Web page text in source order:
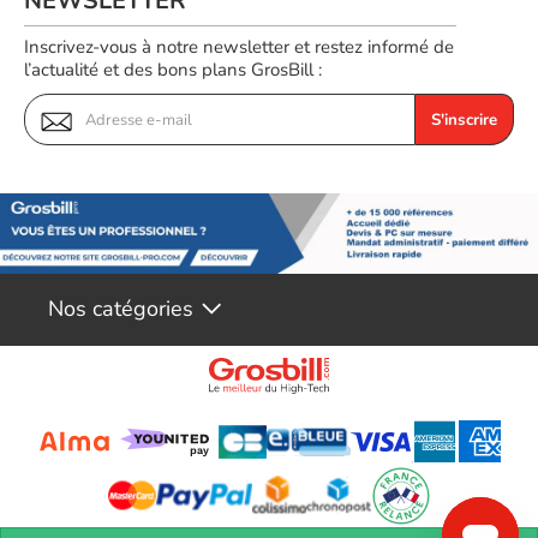
Inscrivez-vous à notre newsletter et restez informé de
l’actualité et des bons plans GrosBill :
S'inscrire
Nos catégories